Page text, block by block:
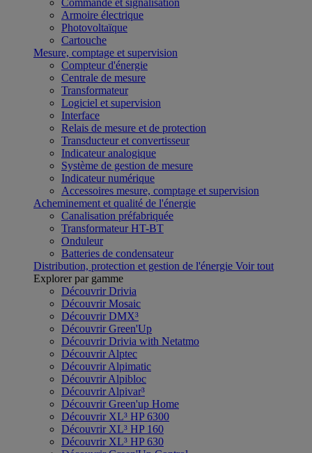
Commande et signalisation
Armoire électrique
Photovoltaïque
Cartouche
Mesure, comptage et supervision
Compteur d'énergie
Centrale de mesure
Transformateur
Logiciel et supervision
Interface
Relais de mesure et de protection
Transducteur et convertisseur
Indicateur analogique
Système de gestion de mesure
Indicateur numérique
Accessoires mesure, comptage et supervision
Acheminement et qualité de l'énergie
Canalisation préfabriquée
Transformateur HT-BT
Onduleur
Batteries de condensateur
Distribution, protection et gestion de l'énergie Voir tout
Explorer par gamme
Découvrir Drivia
Découvrir Mosaic
Découvrir DMX³
Découvrir Green'Up
Découvrir Drivia with Netatmo
Découvrir Alptec
Découvrir Alpimatic
Découvrir Alpibloc
Découvrir Alpivar³
Découvrir Green'up Home
Découvrir XL³ HP 6300
Découvrir XL³ HP 160
Découvrir XL³ HP 630